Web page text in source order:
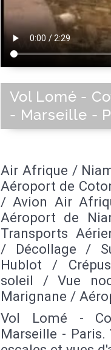
Vol Lomé -
- Marseille -
Air Afrique /
Aéroport de
/ Avion Air
Aéroport de
Transports
/ Décollage /
Hublot /
soleil / Vue
Marignane /
Vol Lomé -
Marseille -